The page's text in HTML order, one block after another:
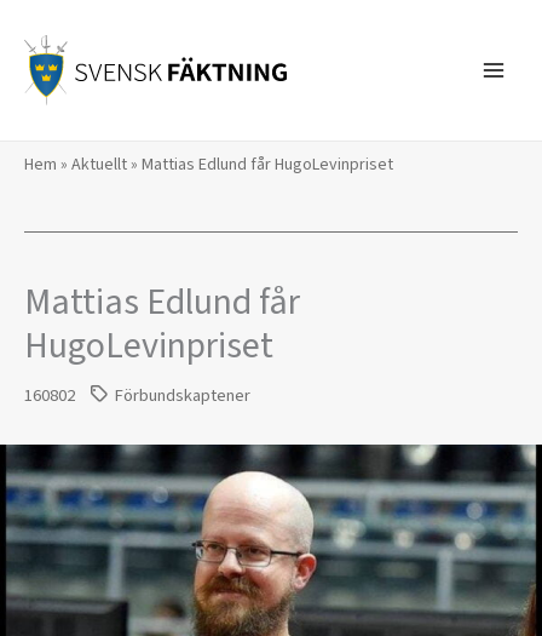
innehåll
Hem » Aktuellt» Mattias Edlund får HugoLevinpriset
Mattias Edlund får
HugoLevinpriset
160802 Förbundskaptener